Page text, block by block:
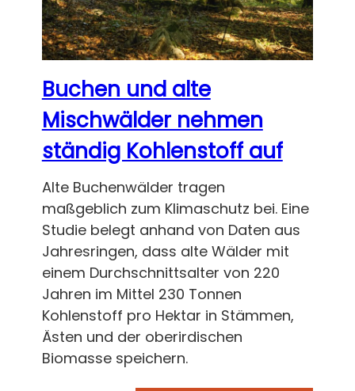
Buchen und alte
Mischwälder nehmen
ständig Kohlenstoff auf
Alte Buchenwälder tragen
maßgeblich zum Klimaschutz bei. Eine
Studie belegt anhand von Daten aus
Jahresringen, dass alte Wälder mit
einem Durchschnittsalter von 220
Jahren im Mittel 230 Tonnen
Kohlenstoff pro Hektar in Stämmen,
Ästen und der oberirdischen
Biomasse speichern.